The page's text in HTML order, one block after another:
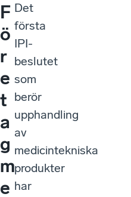
F
ö
r
e
t
a
g
m
e
Det
första
IPI-
beslutet
som
berör
upphandling
av
medicintekniska
produkter
har